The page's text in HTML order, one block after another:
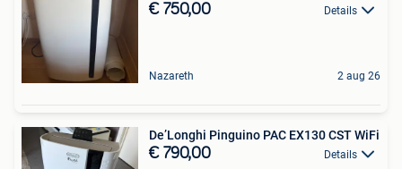
€ 750,00 Details
Nazareth 2 aug 26
De’Longhi Pinguino PAC EX130 CST WiFi
€ 790,00 Details